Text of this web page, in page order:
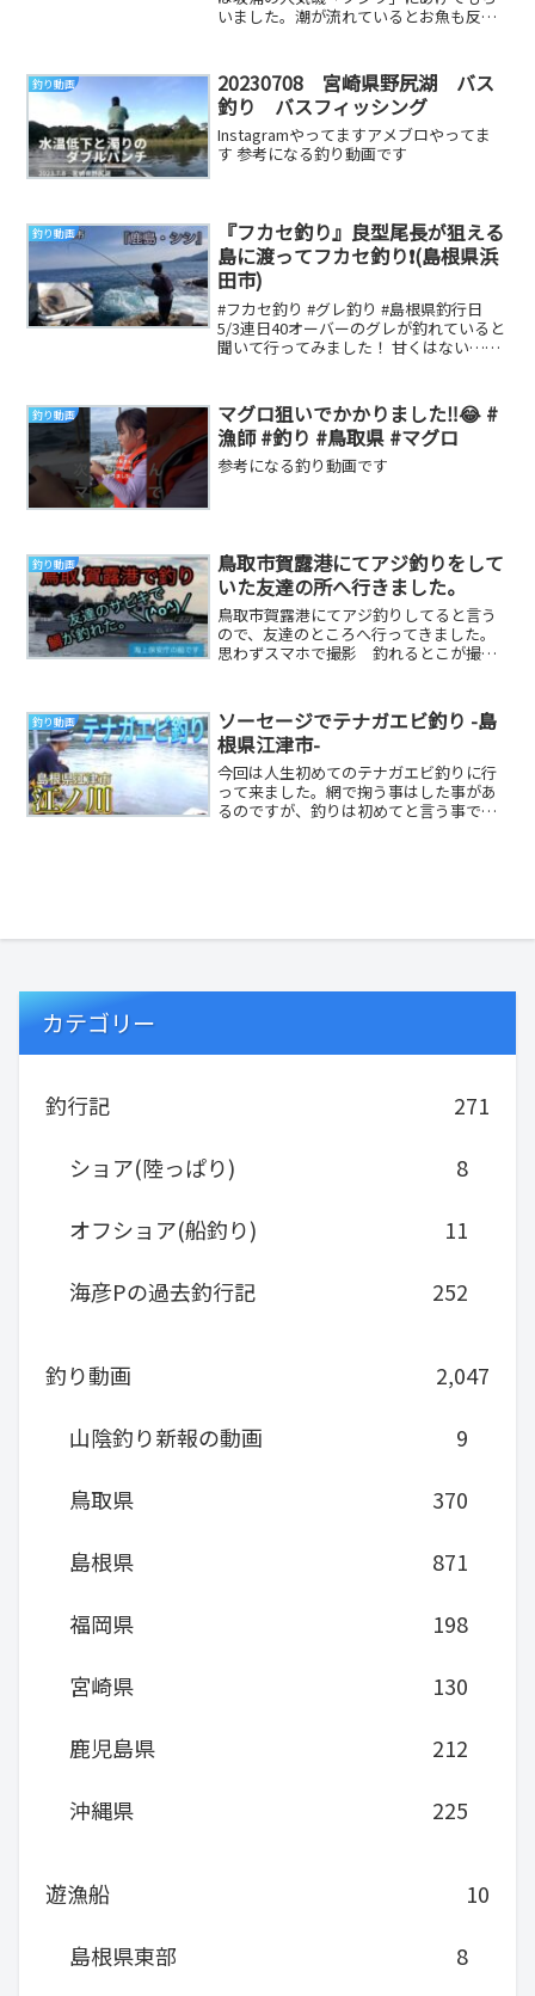
いました。潮が流れているとお魚も反応
釣り動画
20230708 宮崎県野尻湖 バス
釣り バスフィッシング
Instagramやってますアメブロやってま
す 参考になる釣り動画です
釣り動画
『フカセ釣り』良型尾長が狙える
島に渡ってフカセ釣り❗(島根県浜
田市)
#フカセ釣り #グレ釣り #島根県釣行日
5/3連日40オーバーのグレが釣れていると
聞いて行ってみました！ 甘くはない…笑
釣り動画
マグロ狙いでかかりました‼️😂 #
漁師 #釣り #鳥取県 #マグロ
参考になる釣り動画です
釣り動画
鳥取市賀露港にてアジ釣りをして
いた友達の所へ行きました。
鳥取市賀露港にてアジ釣りしてると言う
ので、友達のところへ行ってきました。
思わずスマホで撮影 釣れるとこが撮れ
釣り動画
ソーセージでテナガエビ釣り -島
根県江津市-
今回は人生初めてのテナガエビ釣りに行
って来ました。網で掬う事はした事があ
るのですが、釣りは初めてと言う事で島
カテゴリー
釣行記
271
ショア(陸っぱり)
8
オフショア(船釣り)
11
海彦Pの過去釣行記
252
釣り動画
2,047
山陰釣り新報の動画
9
鳥取県
370
島根県
871
福岡県
198
宮崎県
130
鹿児島県
212
沖縄県
225
遊漁船
10
島根県東部
8